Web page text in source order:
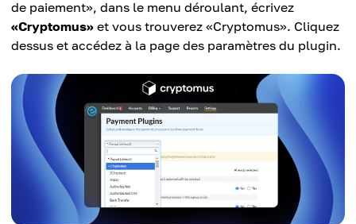
de paiement», dans le menu déroulant, écrivez
«Cryptomus» et vous trouverez «Cryptomus». Cliquez
dessus et accédez à la page des paramètres du plugin.